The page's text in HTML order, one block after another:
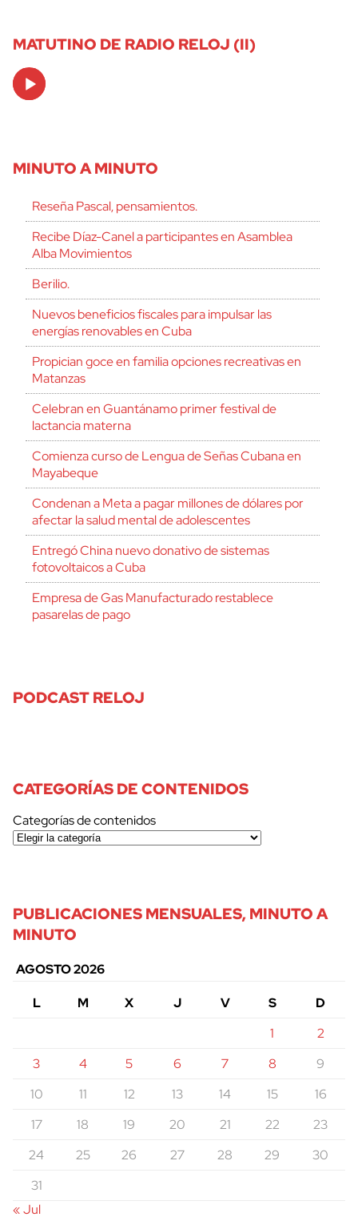
MATUTINO DE RADIO RELOJ (II)
Audio
Player
MINUTO A MINUTO
Reseña Pascal, pensamientos.
Recibe Díaz-Canel a participantes en Asamblea
Alba Movimientos
Berilio.
Nuevos beneficios fiscales para impulsar las
energías renovables en Cuba
Propician goce en familia opciones recreativas en
Matanzas
Celebran en Guantánamo primer festival de
lactancia materna
Comienza curso de Lengua de Señas Cubana en
Mayabeque
Condenan a Meta a pagar millones de dólares por
afectar la salud mental de adolescentes
Entregó China nuevo donativo de sistemas
fotovoltaicos a Cuba
Empresa de Gas Manufacturado restablece
pasarelas de pago
PODCAST RELOJ
CATEGORÍAS DE CONTENIDOS
Categorías de contenidos
PUBLICACIONES MENSUALES, MINUTO A
MINUTO
AGOSTO 2026
L
M X J V S
D
1
2
3
4 5 6 7 8
9
10
11 12 13 14 15
16
17
18 19 20 21 22
23
24
25 26 27 28 29
30
31
« Jul